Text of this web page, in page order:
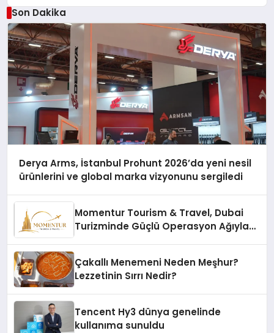
Son Dakika
Derya Arms, İstanbul Prohunt 2026’da yeni nesil
ürünlerini ve global marka vizyonunu sergiledi
Momentur Tourism & Travel, Dubai
Turizminde Güçlü Operasyon Ağıyla
Çakallı Menemeni Neden Meşhur?
Lezzetinin Sırrı Nedir?
Tencent Hy3 dünya genelinde
kullanıma sunuldu